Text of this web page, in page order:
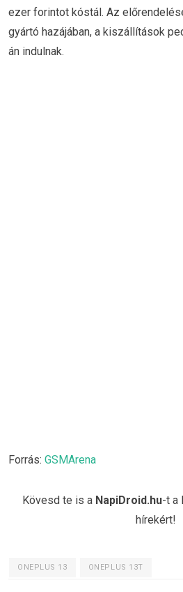
ezer forintot kóstál. Az
gyártó hazájában, a kiszállítások
án indulnak.
Forrás: GSMArena
Kövesd te is a NapiDroid.hu-t a
hírekért!
ONEPLUS 13 ONEPLUS 13T